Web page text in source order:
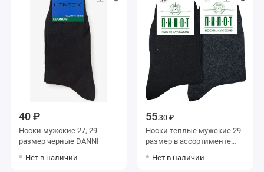
40 ₽
Носки мужские 27, 29
размер черные DANNI
Нет в наличии
55.30 ₽
Носки теплые мужские 29
размер в ассортименте
Нет в наличии